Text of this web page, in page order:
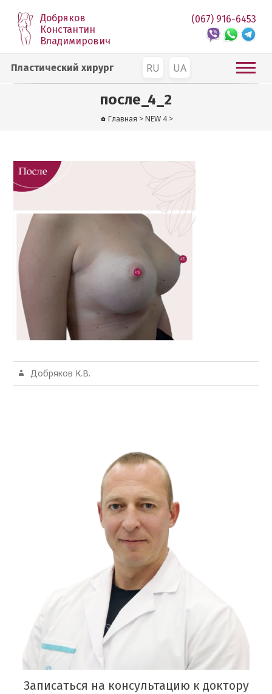
Добряков
Константин
Владимирович
RU UA
(067) 916-6453
Пластический хирург
после_4_2
Главная >NEW 4>
Добряков К.В.
Записаться на консультацию к доктору